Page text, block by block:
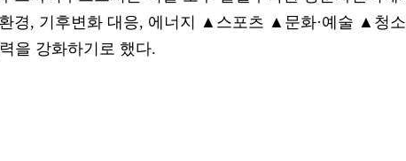
경, 기후변화 대응, 에너지 ▲스포츠 ▲문화·예술 ▲청소
을 강화하기로 했다.